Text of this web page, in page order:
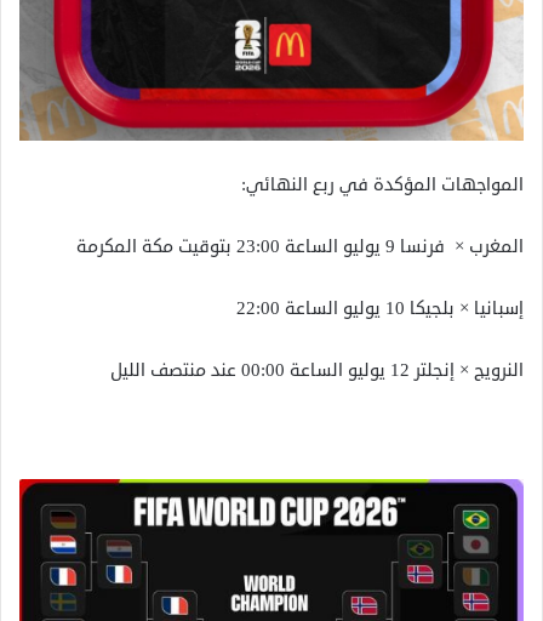
المواجهات المؤكدة في ربع النهائي:
المغرب × فرنسا 9 يوليو الساعة 23:00 بتوقيت مكة المكرمة
إسبانيا × بلجيكا 10 يوليو الساعة 22:00
النرويج × إنجلتر 12 يوليو الساعة 00:00 عند منتصف الليل